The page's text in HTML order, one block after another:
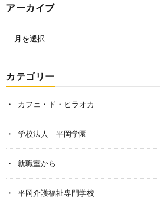
アーカイブ
カテゴリー
カフェ・ド・ヒラオカ
学校法人 平岡学園
就職室から
平岡介護福祉専門学校